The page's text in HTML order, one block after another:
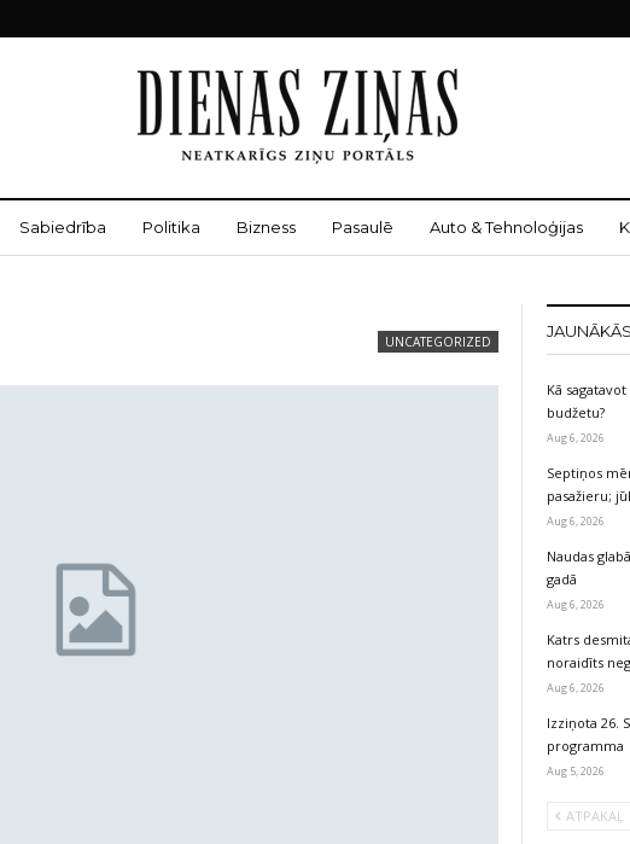
Sabiedrība Politika Bizness Pasaulē Auto & Tehnoloģijas
UNCATEGORIZED
Kā
budžetu?
Aug 6, 2026
Septiņos
pasažieru;
Aug 6, 2026
Naudas
gadā
Aug 6, 2026
Katrs
noraidīts
Aug 6, 2026
Izziņota 26.
programma
Aug 5, 2026
ATPAKAĻ